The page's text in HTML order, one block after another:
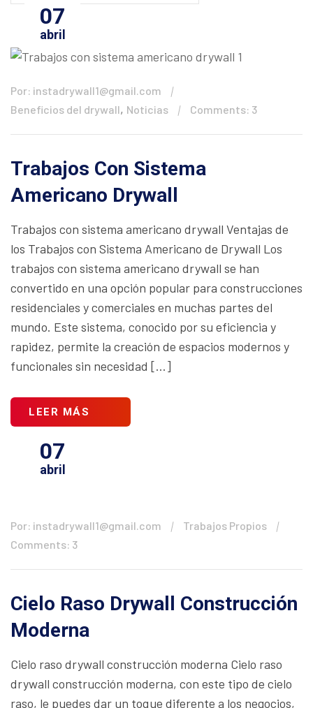
07
abril
Por: instadrywall1@gmail.com
Beneficios del drywall, Noticias Comments: 3
Trabajos Con Sistema
Americano Drywall
Trabajos con sistema americano drywall Ventajas de
los Trabajos con Sistema Americano de Drywall Los
trabajos con sistema americano drywall se han
convertido en una opción popular para construcciones
residenciales y comerciales en muchas partes del
mundo. Este sistema, conocido por su eficiencia y
rapidez, permite la creación de espacios modernos y
funcionales sin necesidad […]
LEER MÁS
07
abril
Por: instadrywall1@gmail.com
Trabajos Propios
Comments: 3
Cielo Raso Drywall Construcción
Moderna
Cielo raso drywall construcción moderna Cielo raso
drywall construcción moderna, con este tipo de cielo
raso, le puedes dar un toque diferente a los negocios,